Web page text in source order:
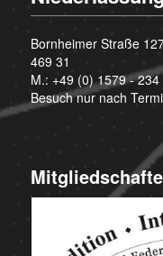
Bornheimer Straße
469 31
M.: +49 (0) 1579 - 234
Besuch nur nach